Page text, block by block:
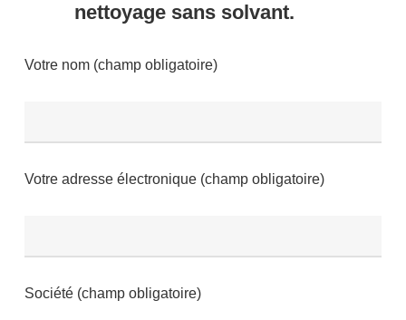
nettoyage sans solvant.
Votre nom (champ obligatoire)
Votre adresse électronique (champ obligatoire)
Société (champ obligatoire)